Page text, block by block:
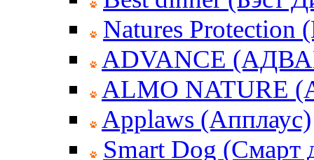
Natures Protection
ADVANCE
ALMO
Applaws (Апплаус)
Smart Dog (Смарт